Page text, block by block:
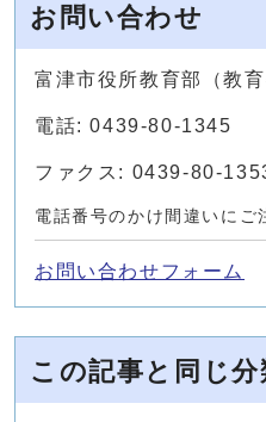
お問い合わせ
富津市役所教育部（教
電話: 0439-80-1345
ファクス: 0439-80-
電話番号のかけ間違いにご
お問い合わせフォーム
この記事と同じ